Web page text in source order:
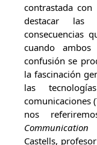
contrastada
destacar las
consecuencias
cuando
confusión se
la fascinación
las
comunicaciones
nos
Communication
Castells,